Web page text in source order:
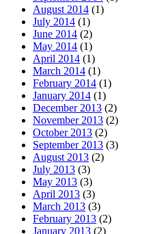
August 2014 (1)
July 2014 (1)
June 2014 (2)
May 2014 (1)
April 2014 (1)
March 2014 (1)
February 2014 (1)
January 2014 (1)
December 2013 (2)
November 2013 (2)
October 2013 (2)
September 2013 (3)
August 2013 (2)
July 2013 (3)
May 2013 (3)
April 2013 (3)
March 2013 (3)
February 2013 (2)
January 2013 (2)